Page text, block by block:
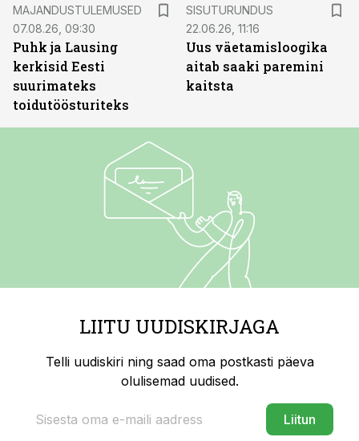
MAJANDUSTULEMUSED
07.08.26, 09:30
Puhk ja Lausing
kerkisid Eesti
suurimateks
toidutöösturiteks
SISUTURUNDUS
22.06.26, 11:16
Uus väetamisloogika
aitab saaki paremini
kaitsta
LIITU UUDISKIRJAGA
Telli uudiskiri ning saad oma postkasti päeva
olulisemad uudised.
Liitun